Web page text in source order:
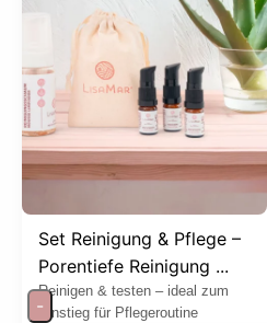
Set Reinigung & Pflege –
Porentiefe Reinigung ...
Reinigen & testen – ideal zum
Einstieg für Pflegeroutine
-